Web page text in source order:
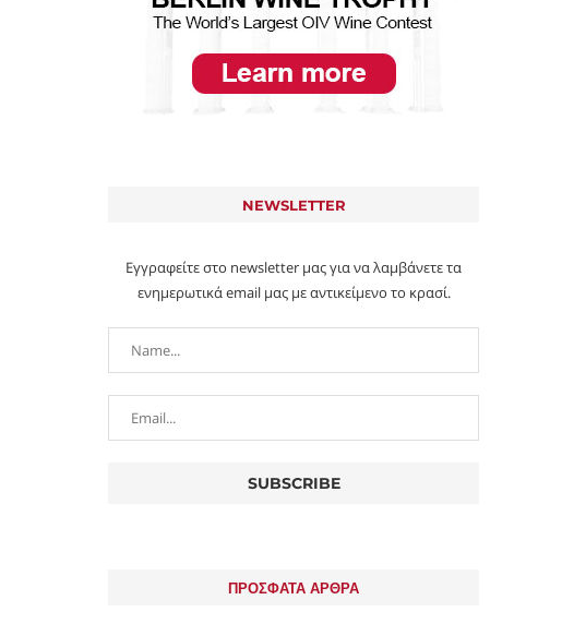
NEWSLETTER
Εγγραφείτε στο newsletter μας για να λαμβάνετε τα
ενημερωτικά email μας με αντικείμενο το κρασί.
ΠΡΟΣΦΑΤΑ ΑΡΘΡΑ